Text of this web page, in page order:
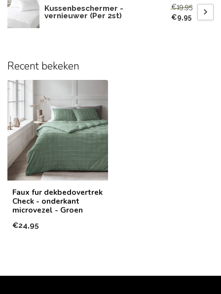
Kussenbeschermer -
vernieuwer (Per 2st)
€19,95
€9,95
Recent bekeken
Faux fur dekbedovertrek
Check - onderkant
microvezel - Groen
€24,95